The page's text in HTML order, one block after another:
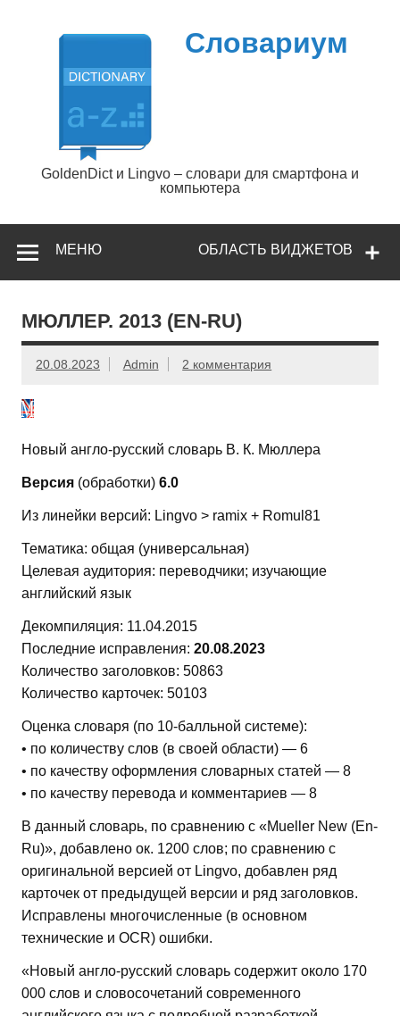
содержимому
Словариум
GoldenDict и Lingvo – словари для смартфона и
компьютера
ОБЛАСТЬ ВИДЖЕТОВ
МЕНЮ
МЮЛЛЕР. 2013 (EN-RU)
20.08.2023 Admin 2 комментария
Новый англо-русский словарь В. К. Мюллера
Версия (обработки) 6.0
Из линейки версий: Lingvo > ramix + Romul81
Тематика: общая (универсальная)
Целевая аудитория: переводчики; изучающие
английский язык
Декомпиляция: 11.04.2015
Последние исправления: 20.08.2023
Количество заголовков: 50863
Количество карточек: 50103
Оценка словаря (по 10-балльной системе):
• по количеству слов (в своей области) — 6
• по качеству оформления словарных статей — 8
• по качеству перевода и комментариев — 8
В данный словарь, по сравнению с «Mueller New (En-
Ru)», добавлено ок. 1200 слов; по сравнению с
оригинальной версией от Lingvo, добавлен ряд
карточек от предыдущей версии и ряд заголовков.
Исправлены многочисленные (в основном
технические и OCR) ошибки.
«Новый англо-русский словарь содержит около 170
000 слов и словосочетаний современного